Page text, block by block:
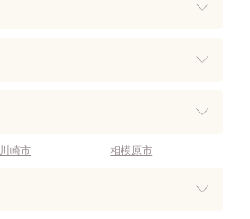
川崎市 相模原市